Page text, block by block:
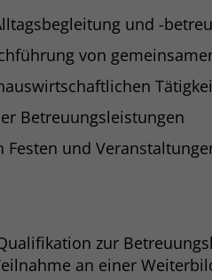
und -
von
Betreuungsleistungen
Festen und
zur
an einer
Name _gcl_dc
Anbieter Google Ads
Laufzeit 90 Tage
Dieses Cookie
Werbeanzeige
Erfolge wie z.B.